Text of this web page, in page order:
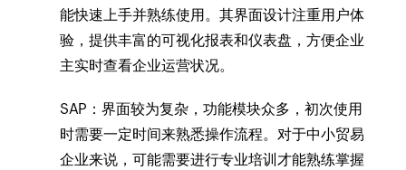
能快速上手并熟练使用。其界面设计注重用户体
验，提供丰富的可视化报表和仪表盘，方便企业
主实时查看企业运营状况。
SAP：界面较为复杂，功能模块众多，初次使用
时需要一定时间来熟悉操作流程。对于中小贸易
企业来说，可能需要进行专业培训才能熟练掌握